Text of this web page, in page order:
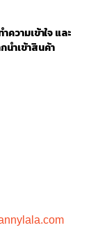
ความเข้าใจ และ
นำเข้าสินค้า